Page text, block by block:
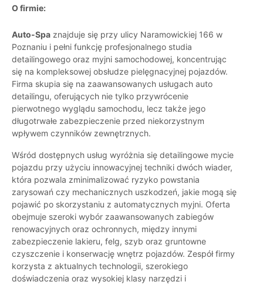
O firmie:
Auto-Spa znajduje się przy ulicy Naramowickiej 166 w
Poznaniu i pełni funkcję profesjonalnego studia
detailingowego oraz myjni samochodowej, koncentrując
się na kompleksowej obsłudze pielęgnacyjnej pojazdów.
Firma skupia się na zaawansowanych usługach auto
detailingu, oferujących nie tylko przywrócenie
pierwotnego wyglądu samochodu, lecz także jego
długotrwałe zabezpieczenie przed niekorzystnym
wpływem czynników zewnętrznych.
Wśród dostępnych usług wyróżnia się detailingowe mycie
pojazdu przy użyciu innowacyjnej techniki dwóch wiader,
która pozwala zminimalizować ryzyko powstania
zarysowań czy mechanicznych uszkodzeń, jakie mogą się
pojawić po skorzystaniu z automatycznych myjni. Oferta
obejmuje szeroki wybór zaawansowanych zabiegów
renowacyjnych oraz ochronnych, między innymi
zabezpieczenie lakieru, felg, szyb oraz gruntowne
czyszczenie i konserwację wnętrz pojazdów. Zespół firmy
korzysta z aktualnych technologii, szerokiego
doświadczenia oraz wysokiej klasy narzędzi i